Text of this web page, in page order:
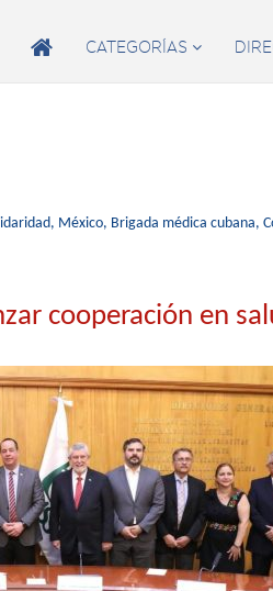
 CATEGORÍAS 
México, Brigada médica cubana,
cooperación en